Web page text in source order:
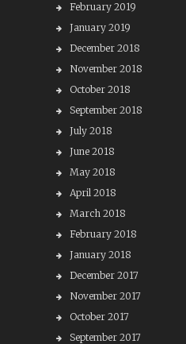
February 2019
January 2019
December 2018
November 2018
October 2018
September 2018
July 2018
June 2018
May 2018
April 2018
March 2018
February 2018
January 2018
December 2017
November 2017
October 2017
September 2017